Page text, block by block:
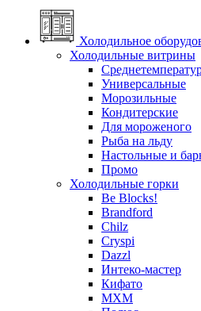
Холодильное
Холодильные витрины
Универсальные
Морозильные
Кондитерские
Для мороженого
Рыба на льду
Настольные и
Промо
Холодильные горки
Be Blocks!
Brandford
Chilz
Cryspi
Dazzl
Интеко-мастер
Кифато
МХМ